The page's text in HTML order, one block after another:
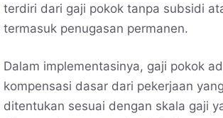
terdiri dari gaji pokok tanpa subsidi
termasuk penugasan permanen.
Dalam implementasinya, gaji pokok
kompensasi dasar dari pekerjaan
ditentukan sesuai dengan skala gaji